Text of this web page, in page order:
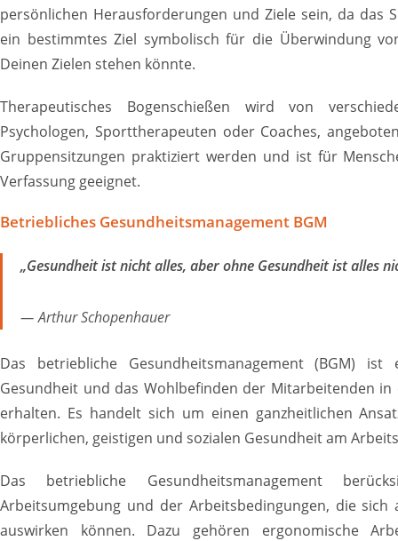
persönlichen Herausforderungen und Ziele sein, da das
ein bestimmtes Ziel symbolisch für die Überwindung
Deinen Zielen stehen könnte.
Therapeutisches Bogenschießen wird von
Psychologen, Sporttherapeuten oder Coaches,
Gruppensitzungen praktiziert werden und ist für
Verfassung geeignet.
Betriebliches Gesundheitsmanagement BGM
„Gesundheit ist nicht alles, aber ohne Gesundheit ist alles
Arthur Schopenhauer
Das betriebliche Gesundheitsmanagement (BGM)
Gesundheit und das Wohlbefinden der Mitarbeitenden
erhalten. Es handelt sich um einen ganzheitlichen
körperlichen, geistigen und sozialen Gesundheit am
Das betriebliche Gesundheitsmanagement
Arbeitsumgebung und der Arbeitsbedingungen, die
auswirken können. Dazu gehören ergonomische